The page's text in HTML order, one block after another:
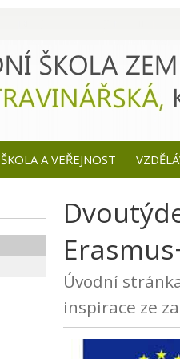
ŠKOLA A VEŘEJNOST
Úvodní
inspirace ze